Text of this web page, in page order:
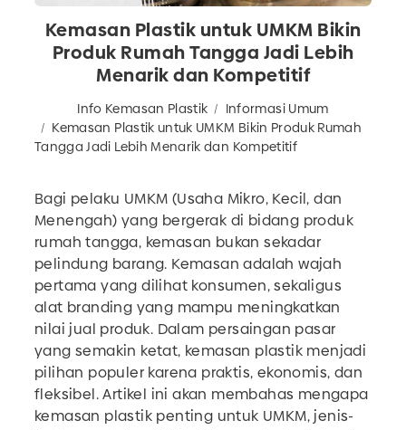
Kemasan Plastik untuk UMKM Bikin
Produk Rumah Tangga Jadi Lebih
Menarik dan Kompetitif
Info Kemasan Plastik
Informasi Umum
Kemasan Plastik untuk UMKM Bikin Produk Rumah
Tangga Jadi Lebih Menarik dan Kompetitif
Bagi pelaku UMKM (Usaha Mikro, Kecil, dan
Menengah) yang bergerak di bidang produk
rumah tangga, kemasan bukan sekadar
pelindung barang. Kemasan adalah wajah
pertama yang dilihat konsumen, sekaligus
alat branding yang mampu meningkatkan
nilai jual produk. Dalam persaingan pasar
yang semakin ketat, kemasan plastik menjadi
pilihan populer karena praktis, ekonomis, dan
fleksibel. Artikel ini akan membahas mengapa
kemasan plastik penting untuk UMKM, jenis-